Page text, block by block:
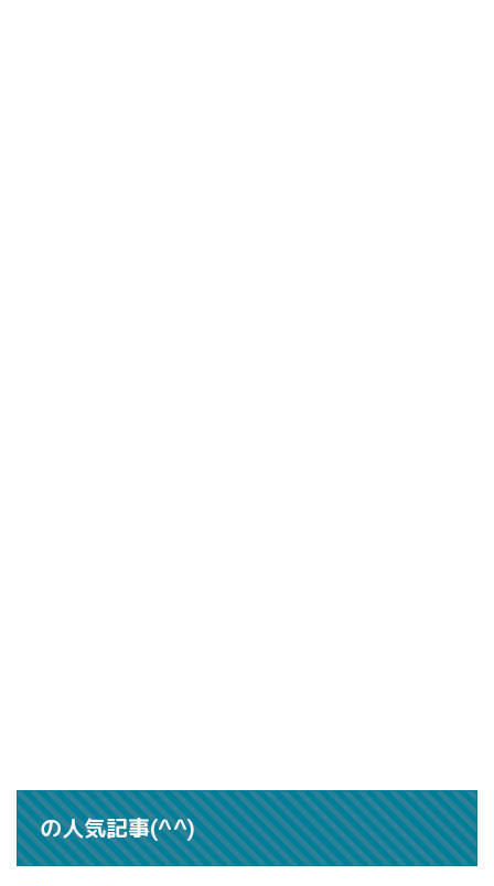
の人気記事(^^)